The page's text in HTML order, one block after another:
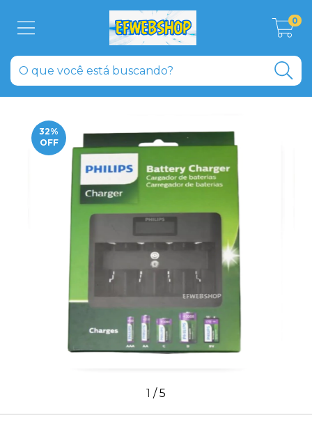
0
32%
OFF
1 /5